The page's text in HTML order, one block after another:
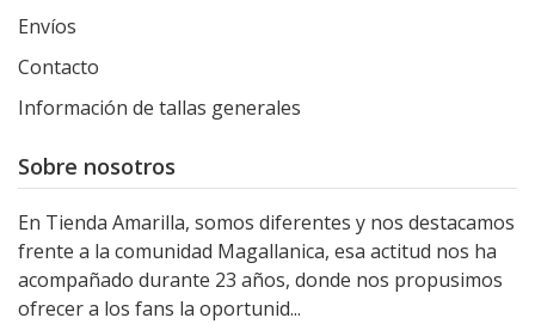
Envíos
Contacto
Información de tallas generales
Sobre nosotros
En Tienda Amarilla, somos diferentes y nos destacamos
frente a la comunidad Magallanica, esa actitud nos ha
acompañado durante 23 años, donde nos propusimos
ofrecer a los fans la oportunid...